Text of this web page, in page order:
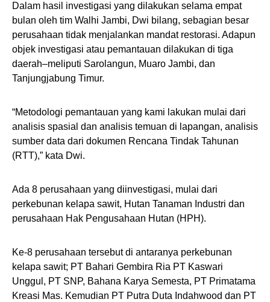
Dalam hasil investigasi yang dilakukan selama empat
bulan oleh tim Walhi Jambi, Dwi bilang, sebagian besar
perusahaan tidak menjalankan mandat restorasi. Adapun
objek investigasi atau pemantauan dilakukan di tiga
daerah–meliputi Sarolangun, Muaro Jambi, dan
Tanjungjabung Timur.
“Metodologi pemantauan yang kami lakukan mulai dari
analisis spasial dan analisis temuan di lapangan, analisis
sumber data dari dokumen Rencana Tindak Tahunan
(RTT),” kata Dwi.
Ada 8 perusahaan yang diinvestigasi, mulai dari
perkebunan kelapa sawit, Hutan Tanaman Industri dan
perusahaan Hak Pengusahaan Hutan (HPH).
Ke-8 perusahaan tersebut di antaranya perkebunan
kelapa sawit; PT Bahari Gembira Ria PT Kaswari
Unggul, PT SNP, Bahana Karya Semesta, PT Primatama
Kreasi Mas. Kemudian PT Putra Duta Indahwood dan PT